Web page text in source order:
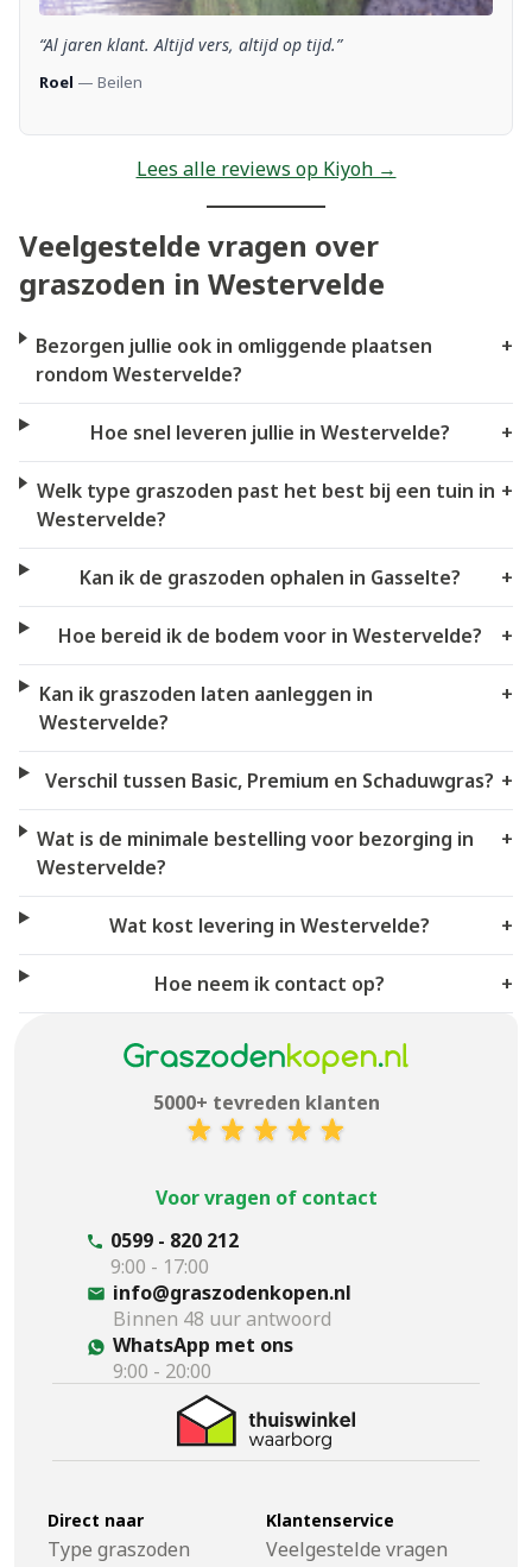
“Al jaren klant. Altijd vers, altijd op tijd.”
Roel — Beilen
Lees alle reviews op Kiyoh →
Veelgestelde vragen over
graszoden in Westervelde
Bezorgen jullie ook in omliggende plaatsen
rondom Westervelde?
+
Hoe snel leveren jullie in Westervelde? +
Welk type graszoden past het best bij een tuin in
Westervelde?
+
Kan ik de graszoden ophalen in Gasselte? +
Hoe bereid ik de bodem voor in Westervelde? +
Kan ik graszoden laten aanleggen in
Westervelde?
+
Verschil tussen Basic, Premium en Schaduwgras? +
Wat is de minimale bestelling voor bezorging in
Westervelde?
+
Wat kost levering in Westervelde? +
Hoe neem ik contact op? +
5000+ tevreden klanten
Voor vragen of contact
0599 - 820 212
9:00 - 17:00
info@graszodenkopen.nl
Binnen 48 uur antwoord
WhatsApp met ons
9:00 - 20:00
Direct naar
Type graszoden
Klantenservice
Veelgestelde vragen